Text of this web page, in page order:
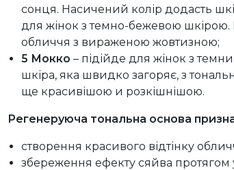
сонця. Насичений колір додасть
для жінок з темно-бежевою
обличчя з вираженою жовтизною;
5 Мокко – підійде для жінок з
шкіра, яка швидко загоряє, з
ще красивішою и розкішнішою.
Регенеруюча тональна основа
створення красивого відтінку
збереження ефекту сяйва протягом